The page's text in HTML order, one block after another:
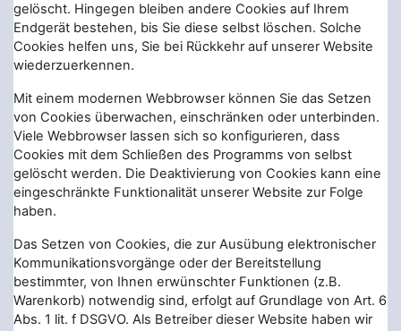
gelöscht. Hingegen bleiben andere Cookies auf Ihrem
Endgerät bestehen, bis Sie diese selbst löschen. Solche
Cookies helfen uns, Sie bei Rückkehr auf unserer Website
wiederzuerkennen.
Mit einem modernen Webbrowser können Sie das Setzen
von Cookies überwachen, einschränken oder unterbinden.
Viele Webbrowser lassen sich so konfigurieren, dass
Cookies mit dem Schließen des Programms von selbst
gelöscht werden. Die Deaktivierung von Cookies kann eine
eingeschränkte Funktionalität unserer Website zur Folge
haben.
Das Setzen von Cookies, die zur Ausübung elektronischer
Kommunikationsvorgänge oder der Bereitstellung
bestimmter, von Ihnen erwünschter Funktionen (z.B.
Warenkorb) notwendig sind, erfolgt auf Grundlage von Art. 6
Abs. 1 lit. f DSGVO. Als Betreiber dieser Website haben wir